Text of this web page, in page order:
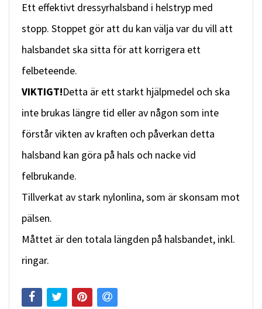
Ett effektivt dressyrhalsband i helstryp med
stopp. Stoppet gör att du kan välja var du vill att
halsbandet ska sitta för att korrigera ett
felbeteende.
VIKTIGT!Detta är ett starkt hjälpmedel och ska
inte brukas längre tid eller av någon som inte
förstår vikten av kraften och påverkan detta
halsband kan göra på hals och nacke vid
felbrukande.
Tillverkat av stark nylonlina, som är skonsam mot
pälsen.
Måttet är den totala längden på halsbandet, inkl.
ringar.